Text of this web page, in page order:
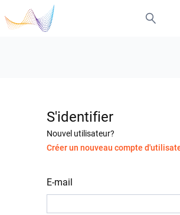
S'identifier
Nouvel utilisateur?
Créer un nouveau compte
E-mail